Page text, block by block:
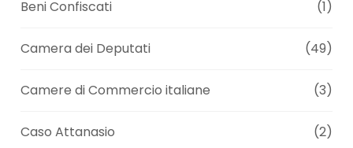
Beni Confiscati (1)
Camera dei Deputati (49)
Camere di Commercio italiane (3)
Caso Attanasio (2)